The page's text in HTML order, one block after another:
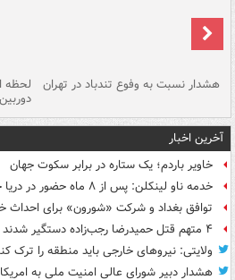
هشدار نسبت به وفوع تندباد در تهران
آخرین اخبار
خاویر باردم؛ یک ستاره در برابر سکوت جهان
خدمه ناو لینکلن: پس از ۸ ماه حضور در دریا خسته و درمانده‌ شدیم
توافق بغداد و شرکت «شورون» برای احداث
۴ متهم قتل حمیدرضا رجب‌زاده دستگیر شدند
ولایتی: نیروهای خارجی باید منطقه را ترک
هشدار دبیر شورای عالی امنیت ملی به امریکا